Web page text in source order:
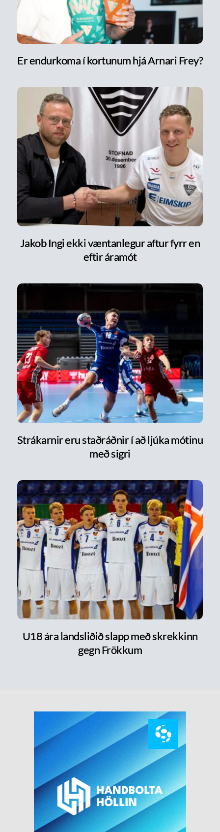
Er endurkoma í kortunum hjá Arnari Frey?
Jakob Ingi ekki væntanlegur aftur fyrr en
eftir áramót
Strákarnir eru staðráðnir í að ljúka mótinu
með sigri
U18 ára landsliðið slapp með skrekkinn
gegn Frökkum